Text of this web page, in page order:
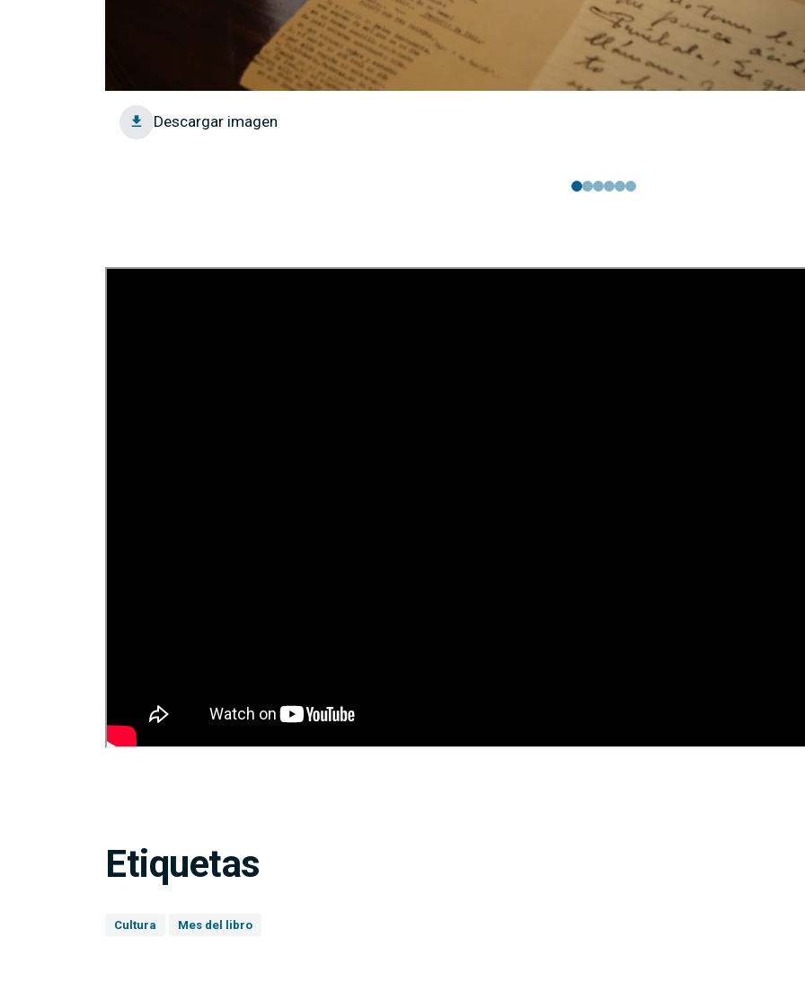
Descargar imagen
Etiquetas
Cultura Mes del libro